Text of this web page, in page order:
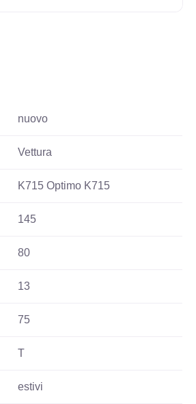
nuovo
Vettura
K715 Optimo K715
145
80
13
75
T
estivi